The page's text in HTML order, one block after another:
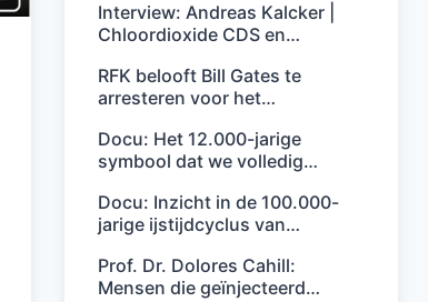
Interview: Andreas Kalcker |
Chloordioxide CDS en…
RFK belooft Bill Gates te
arresteren voor het…
Docu: Het 12.000-jarige
symbool dat we volledig…
Docu: Inzicht in de 100.000-
jarige ijstijdcyclus van…
Prof. Dr. Dolores Cahill:
Mensen die geïnjecteerd…